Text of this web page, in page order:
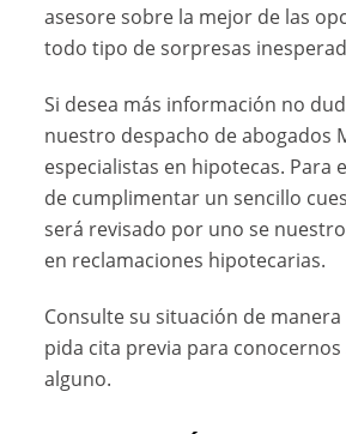
asesore sobre la mejor de las
todo tipo de sorpresas
Si desea más información no
nuestro despacho de abogados
especialistas en hipotecas. Para
de cumplimentar un sencillo
será revisado por uno se
en reclamaciones hipotecarias.
Consulte su situación de
pida cita previa para
alguno.